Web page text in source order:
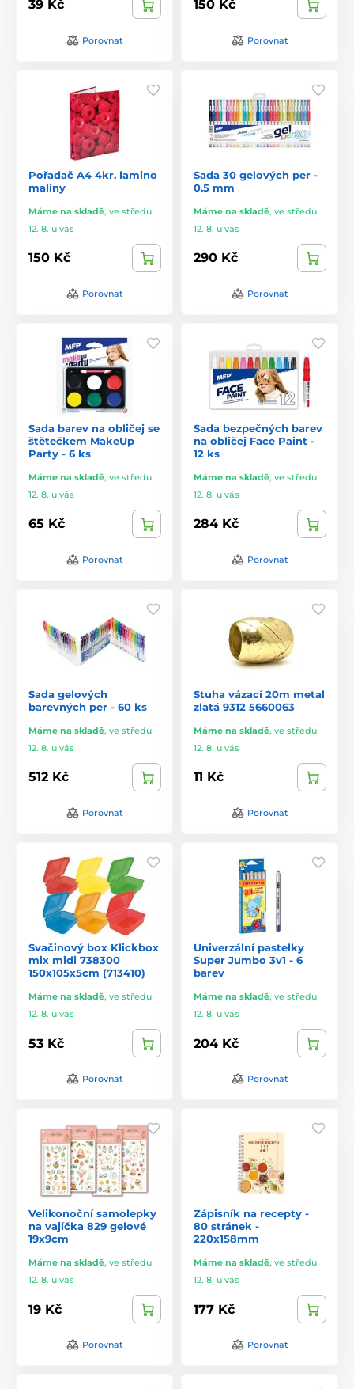
39 Kč
Porovnat
150 Kč
Porovnat
Pořadač A4 4kr. lamino
maliny
Máme na skladě, ve středu
12. 8. u vás
150 Kč
Porovnat
Sada 30 gelových per -
0.5 mm
Máme na skladě, ve středu
12. 8. u vás
290 Kč
Porovnat
Sada barev na obličej se
štětečkem MakeUp
Party - 6 ks
Máme na skladě, ve středu
12. 8. u vás
65 Kč
Porovnat
Sada bezpečných barev
na obličej Face Paint -
12 ks
Máme na skladě, ve středu
12. 8. u vás
284 Kč
Porovnat
Sada gelových
barevných per - 60 ks
Máme na skladě, ve středu
12. 8. u vás
512 Kč
Porovnat
Stuha vázací 20m metal
zlatá 9312 5660063
Máme na skladě, ve středu
12. 8. u vás
11 Kč
Porovnat
Svačinový box Klickbox
mix midi 738300
150x105x5cm (713410)
Máme na skladě, ve středu
12. 8. u vás
53 Kč
Porovnat
Univerzální pastelky
Super Jumbo 3v1 - 6
barev
Máme na skladě, ve středu
12. 8. u vás
204 Kč
Porovnat
Velikonoční samolepky
na vajíčka 829 gelové
19x9cm
Máme na skladě, ve středu
12. 8. u vás
19 Kč
Porovnat
Zápisník na recepty -
80 stránek -
220x158mm
Máme na skladě, ve středu
12. 8. u vás
177 Kč
Porovnat